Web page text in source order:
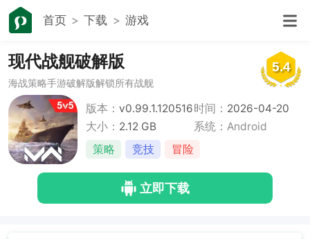
首页 下载 游戏
5.4
现代战舰破解版
海战策略手游破解版解锁所有战舰
版本：v0.99.1.120516
190
时间： 2026-04-20
大小： 2.12 GB
系统：Android
策略
竞技 冒险
立即下载